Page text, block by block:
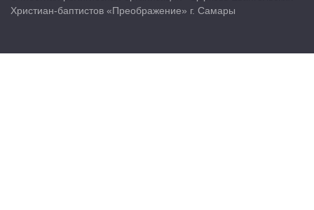
Христиан-баптистов «Преображение» г. Самары